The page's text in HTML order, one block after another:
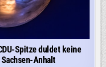
Spitze duldet keine
Anhalt